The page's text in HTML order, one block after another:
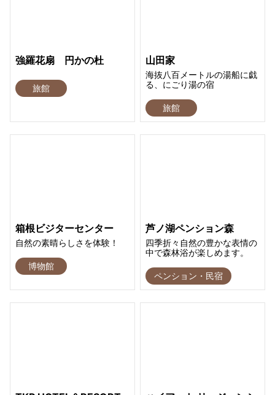
強羅花扇 円かの杜
旅館
山田家
海抜八百メートルの湯船に戯
る、にごり湯の宿
旅館
箱根ビジターセンター
自然の素晴らしさを体験！
博物館
芦ノ湖ペンション森
四季折々自然の豊かな表情の
中で森林浴が楽しめます。
ペンション・民宿